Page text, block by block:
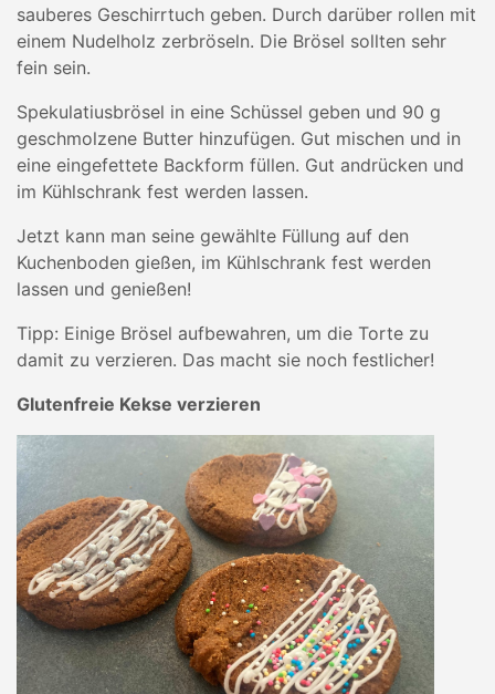
sauberes Geschirrtuch geben. Durch darüber rollen mit
einem Nudelholz zerbröseln. Die Brösel sollten sehr
fein sein.
Spekulatiusbrösel in eine Schüssel geben und 90 g
geschmolzene Butter hinzufügen. Gut mischen und in
eine eingefettete Backform füllen. Gut andrücken und
im Kühlschrank fest werden lassen.
Jetzt kann man seine gewählte Füllung auf den
Kuchenboden gießen, im Kühlschrank fest werden
lassen und genießen!
Tipp: Einige Brösel aufbewahren, um die Torte zu
damit zu verzieren. Das macht sie noch festlicher!
Glutenfreie Kekse verzieren